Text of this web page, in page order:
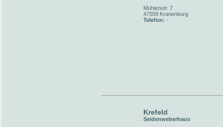
Mühlenstr. 7
47559 Kranenburg
Telefon: -
Krefeld
Seidenweberhaus